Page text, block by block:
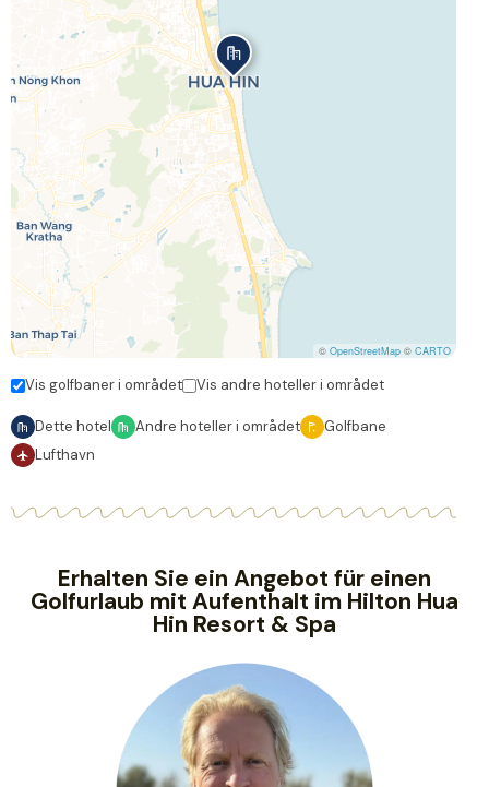
© OpenStreetMap © CARTO
Vis golfbaner i området Vis andre hoteller i området
Dette hotel Andre hoteller i området
Golfbane
Lufthavn
Erhalten Sie ein Angebot für einen
Golfurlaub mit Aufenthalt im Hilton Hua
Hin Resort & Spa